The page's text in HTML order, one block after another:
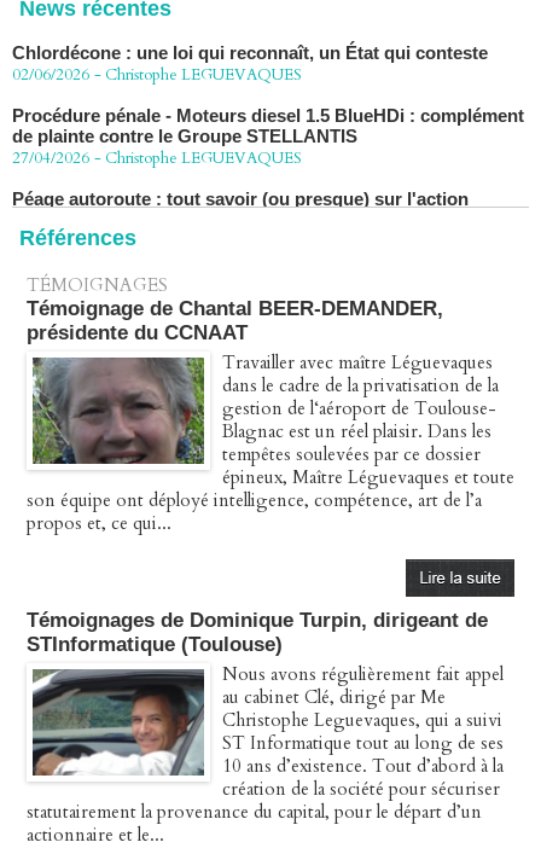
News récentes
Chlordécone : une loi qui reconnaît, un État qui conteste
02/06/2026 Christophe LEGUEVAQUES
Procédure pénale - Moteurs diesel 1.5 BlueHDi : complément
de plainte contre le Groupe STELLANTIS
27/04/2026 - Christophe LEGUEVAQUES
Péage autoroute : tout savoir (ou presque) sur l'action
collective ouverte le 2 avril
07/04/2026 -Christophe LEGUEVAQUES
Références
TÉMOIGNAGES
Témoignage de Chantal BEER-DEMANDER,
présidente du CCNAAT
Travailler avec maître Léguevaques
dans le cadre de la privatisation de la
gestion de l‘aéroport de Toulouse-
Blagnac est un réel plaisir. Dans les
tempêtes soulevées par ce dossier
épineux, Maître Léguevaques et toute
son équipe ont déployé intelligence, compétence, art de l’a
propos et, ce qui...
Témoignages de Dominique Turpin, dirigeant de
STInformatique (Toulouse)
Nous avons régulièrement fait appel
au cabinet Clé, dirigé par Me
Christophe Leguevaques, qui a suivi
ST Informatique tout au long de ses
10 ans d’existence. Tout d’abord à la
création de la société pour sécuriser
statutairement la provenance du capital, pour le départ d’un
actionnaire et le...